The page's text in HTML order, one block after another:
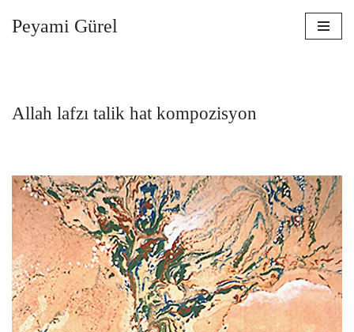
Peyami Gürel
Allah lafzı talik hat kompozisyon